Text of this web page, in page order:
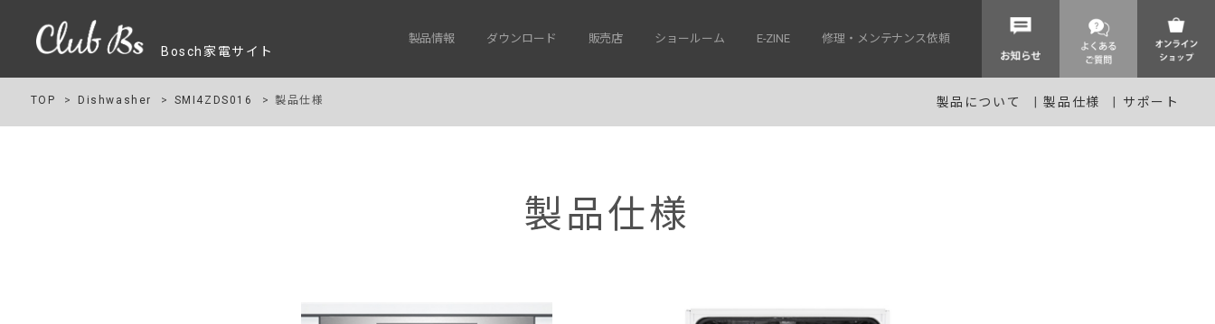
Bosch家電サイト
製品情報 ダウンロード 販売店 ショールーム E-ZINE 修理・メンテナンス依頼
TOP Dishwasher SMI4ZDS016 製品仕様 製品について 製品仕様 サポート
製品仕様